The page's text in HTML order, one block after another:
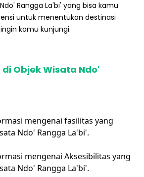
Rangga La'bi' yang bisa kamu
untuk menentukan destinasi
kamu kunjungi:
Objek Wisata Ndo'
mengenai fasilitas yang
Ndo' Rangga La'bi'.
mengenai Aksesibilitas yang
Ndo' Rangga La'bi'.